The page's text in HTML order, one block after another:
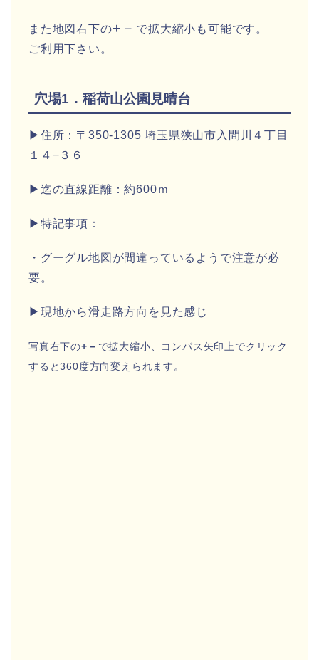
また地図右下の+－ で拡大縮小も可能です。
ご利用下さい。
穴場1．稲荷山公園見晴台
▶住所：〒350-1305 埼玉県狭山市入間川４丁目
１４−３６
▶迄の直線距離：約600ｍ
▶特記事項：
・グーグル地図が間違っているようで注意が必
要。
▶現地から滑走路方向を見た感じ
写真右下の+－ で拡大縮小、コンパス矢印上でクリック
すると360度方向変えられます。